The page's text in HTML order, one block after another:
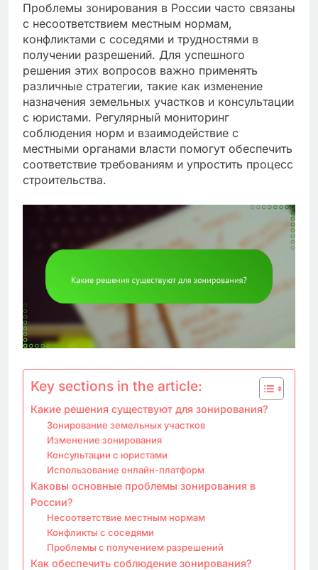
Проблемы зонирования в России часто связаны
с несоответствием местным нормам,
конфликтами с соседями и трудностями в
получении разрешений. Для успешного
решения этих вопросов важно применять
различные стратегии, такие как изменение
назначения земельных участков и консультации
с юристами. Регулярный мониторинг
соблюдения норм и взаимодействие с
местными органами власти помогут обеспечить
соответствие требованиям и упростить процесс
строительства.
Key sections in the article:
Какие решения существуют для зонирования?
Зонирование земельных участков
Изменение зонирования
Консультации с юристами
Использование онлайн-платформ
Каковы основные проблемы зонирования в
России?
Несоответствие местным нормам
Конфликты с соседями
Проблемы с получением разрешений
Как обеспечить соблюдение зонирования?